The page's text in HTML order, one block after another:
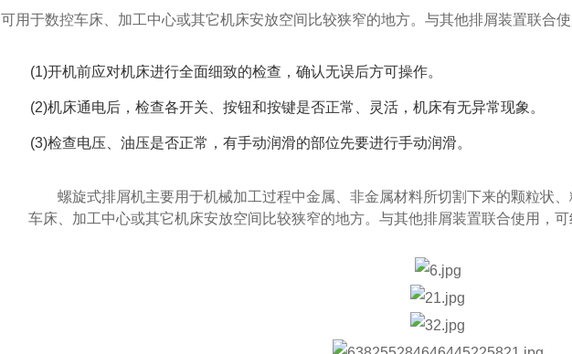
可用于数控车床 、加工中心或其它机床安放空间比较狭窄的地方。与其他排屑装置联合
(1)开机前应对机床进行全面细致的检查，确认无误后方可操作。
(2)机床通电后，检查各开关、按钮和按键是否正常、灵活，机床有无异常现象。
(3)检查电压、油压是否正常，有手动润滑的部位先要进行手动润滑。
螺旋式排屑机主要用于机械加工过程中金属、非金属材料所切割下来的颗粒状、
车床 、加工中心或其它机床安放空间比较狭窄的地方。与其他排屑装置联合使用，